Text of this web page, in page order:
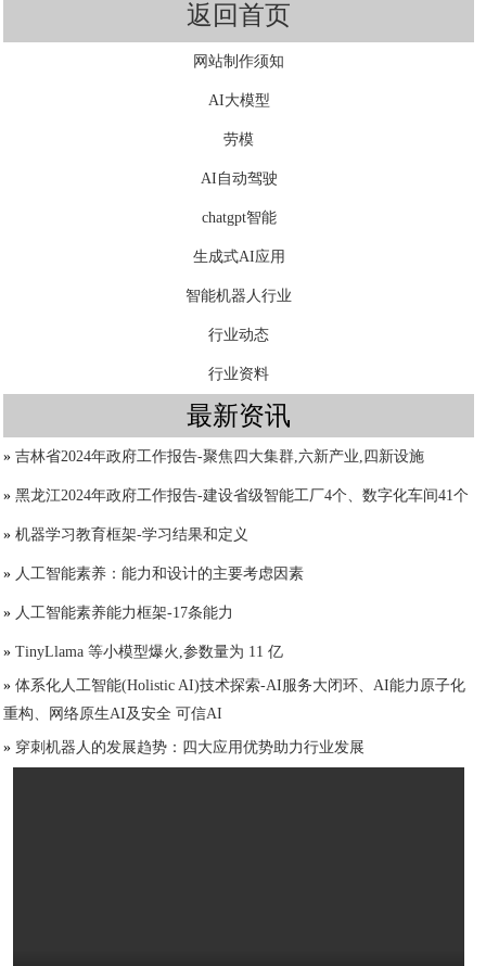
返回首页
网站制作须知
AI大模型
劳模
AI自动驾驶
chatgpt智能
生成式AI应用
智能机器人行业
行业动态
行业资料
最新资讯
» 吉林省2024年政府工作报告-聚焦四大集群,六新产业,四新设施
» 黑龙江2024年政府工作报告-建设省级智能工厂4个、数字化车间41个
» 机器学习教育框架-学习结果和定义
» 人工智能素养：能力和设计的主要考虑因素
» 人工智能素养能力框架-17条能力
» TinyLlama 等小模型爆火,参数量为 11 亿
» 体系化人工智能(Holistic AI)技术探索-AI服务大闭环、AI能力原子化
重构、网络原生AI及安全 可信AI
» 穿刺机器人的发展趋势：四大应用优势助力行业发展